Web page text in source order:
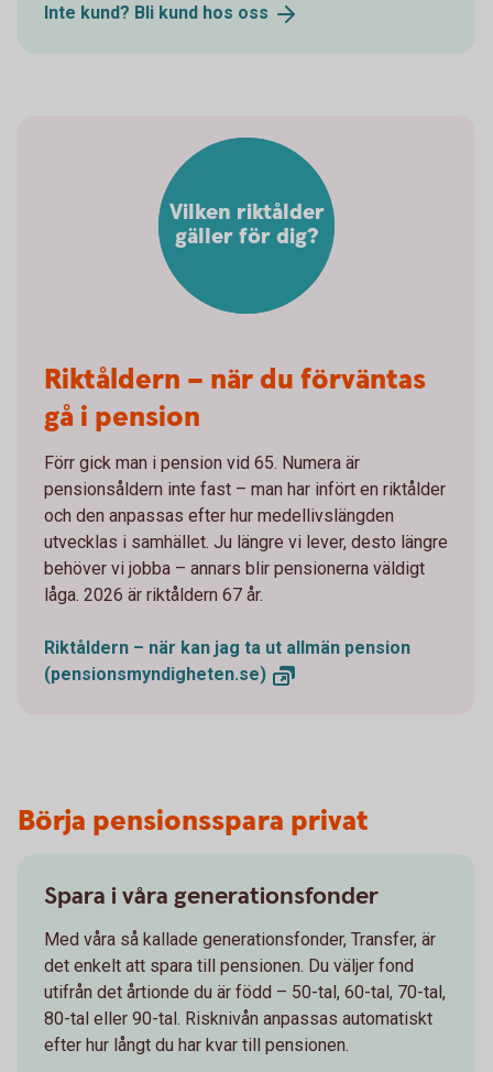
Inte kund? Bli kund hos oss
Vilken riktålder
gäller för dig?
Riktåldern – när du förväntas
gå i pension
Förr gick man i pension vid 65. Numera är
pensionsåldern inte fast – man har infört en riktålder
och den anpassas efter hur medellivslängden
utvecklas i samhället. Ju längre vi lever, desto längre
behöver vi jobba – annars blir pensionerna väldigt
låga. 2026 är riktåldern 67 år.
Riktåldern – när kan jag ta ut allmän pension
(pensionsmyndigheten.se)
Börja pensionsspara privat
Spara i våra generationsfonder
Med våra så kallade generationsfonder, Transfer, är
det enkelt att spara till pensionen. Du väljer fond
utifrån det årtionde du är född – 50-tal, 60-tal, 70-tal,
80-tal eller 90-tal. Risknivån anpassas automatiskt
efter hur långt du har kvar till pensionen.